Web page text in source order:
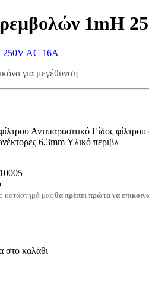
1mH
για μεγέθυνση
Αντιπαρασιτικό Είδος
6,3mm Υλικό περιβλ
κατάστημά μας θα πρέπει πρώτα να
στο καλάθι